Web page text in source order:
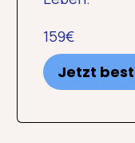
159€
Jetzt